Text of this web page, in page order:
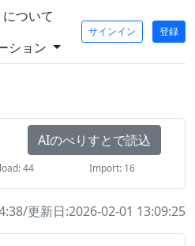
ついて
ション
サインイン 登録
AIのべりすとで読込
44 Import: 16
更新日:2026-02-01 13:09:25